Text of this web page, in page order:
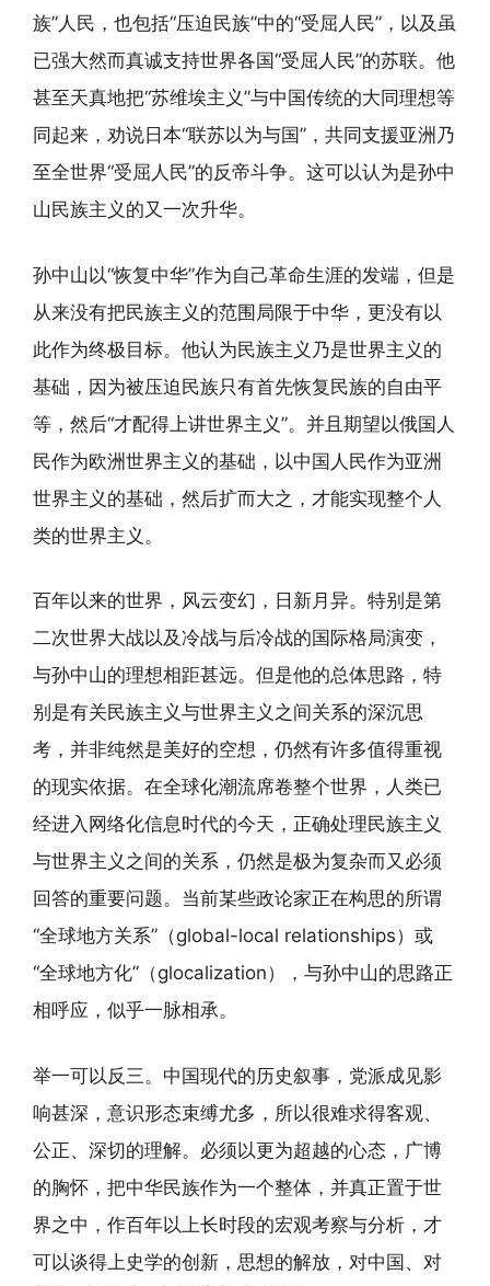
族”人民，也包括“压迫民族”中的“受屈人民”，以及虽
已强大然而真诚支持世界各国“受屈人民”的苏联。他
甚至天真地把“苏维埃主义”与中国传统的大同理想等
同起来，劝说日本“联苏以为与国”，共同支援亚洲乃
至全世界“受屈人民”的反帝斗争。这可以认为是孙中
山民族主义的又一次升华。
孙中山以“恢复中华”作为自己革命生涯的发端，但是
从来没有把民族主义的范围局限于中华，更没有以
此作为终极目标。他认为民族主义乃是世界主义的
基础，因为被压迫民族只有首先恢复民族的自由平
等，然后“才配得上讲世界主义”。并且期望以俄国人
民作为欧洲世界主义的基础，以中国人民作为亚洲
世界主义的基础，然后扩而大之，才能实现整个人
类的世界主义。
百年以来的世界，风云变幻，日新月异。特别是第
二次世界大战以及冷战与后冷战的国际格局演变，
与孙中山的理想相距甚远。但是他的总体思路，特
别是有关民族主义与世界主义之间关系的深沉思
考，并非纯然是美好的空想，仍然有许多值得重视
的现实依据。在全球化潮流席卷整个世界，人类已
经进入网络化信息时代的今天，正确处理民族主义
与世界主义之间的关系，仍然是极为复杂而又必须
回答的重要问题。当前某些政论家正在构思的所谓
“全球地方关系”（global-local relationships）或
“全球地方化”（glocalization），与孙中山的思路正
相呼应，似乎一脉相承。
举一可以反三。中国现代的历史叙事，党派成见影
响甚深，意识形态束缚尤多，所以很难求得客观、
公正、深切的理解。必须以更为超越的心态，广博
的胸怀，把中华民族作为一个整体，并真正置于世
界之中，作百年以上长时段的宏观考察与分析，才
可以谈得上史学的创新，思想的解放，对中国、对